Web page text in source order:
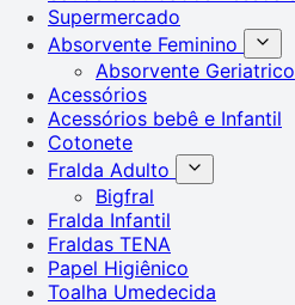
Supermercado
Absorvente Feminino
Absorvente Geriatrico
Acessórios
Acessórios bebê e Infantil
Cotonete
Fralda Adulto
Bigfral
Fralda Infantil
Fraldas TENA
Papel Higiênico
Toalha Umedecida